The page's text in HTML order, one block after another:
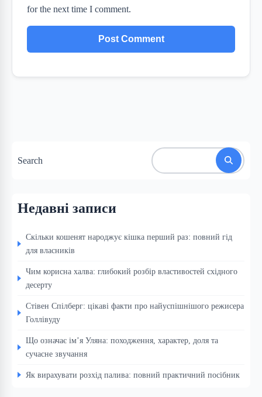
for the next time I comment.
Search
Недавні записи
Скільки кошенят народжує кішка перший раз: повний гід
для власників
Чим корисна халва: глибокий розбір властивостей східного
десерту
Стівен Спілберг: цікаві факти про найуспішнішого режисера
Голлівуду
Що означає ім’я Уляна: походження, характер, доля та
сучасне звучання
Як вирахувати розхід палива: повний практичний посібник